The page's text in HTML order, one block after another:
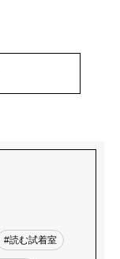
#読む試着室